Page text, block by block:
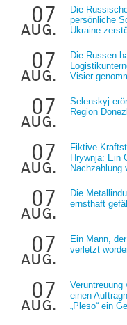
07
aug.
Die
persönliche
Ukraine
07
aug.
Die Russen
Visier
07
aug.
Selenskyj
Region
07
aug.
Fiktive
Hrywnja: Ein
Nachzahlung
07
aug.
Die
ernsthaft
07
aug.
Ein Mann,
verletzt
07
aug.
einen
„Pleso“ ein